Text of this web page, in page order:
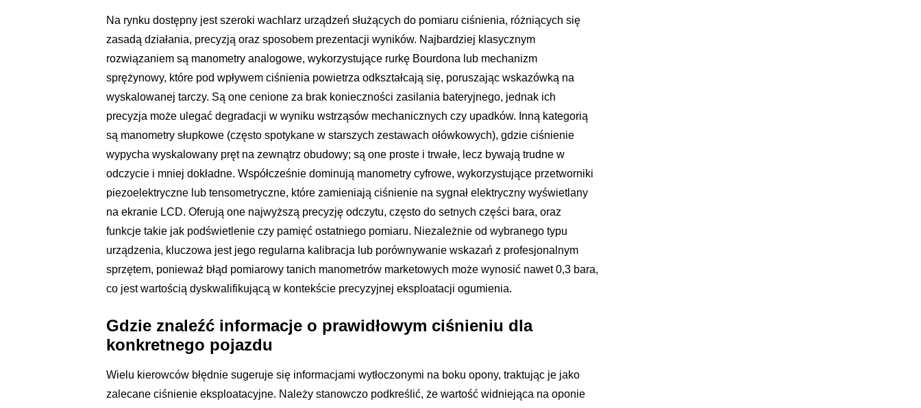
Na rynku dostępny jest szeroki wachlarz urządzeń służących do pomiaru ciśnienia, różniących się
zasadą działania, precyzją oraz sposobem prezentacji wyników. Najbardziej klasycznym
rozwiązaniem są manometry analogowe, wykorzystujące rurkę Bourdona lub mechanizm
sprężynowy, które pod wpływem ciśnienia powietrza odkształcają się, poruszając wskazówką na
wyskalowanej tarczy. Są one cenione za brak konieczności zasilania bateryjnego, jednak ich
precyzja może ulegać degradacji w wyniku wstrząsów mechanicznych czy upadków. Inną kategorią
są manometry słupkowe (często spotykane w starszych zestawach ołówkowych), gdzie ciśnienie
wypycha wyskalowany pręt na zewnątrz obudowy; są one proste i trwałe, lecz bywają trudne w
odczycie i mniej dokładne. Współcześnie dominują manometry cyfrowe, wykorzystujące przetworniki
piezoelektryczne lub tensometryczne, które zamieniają ciśnienie na sygnał elektryczny wyświetlany
na ekranie LCD. Oferują one najwyższą precyzję odczytu, często do setnych części bara, oraz
funkcje takie jak podświetlenie czy pamięć ostatniego pomiaru. Niezależnie od wybranego typu
urządzenia, kluczowa jest jego regularna kalibracja lub porównywanie wskazań z profesjonalnym
sprzętem, ponieważ błąd pomiarowy tanich manometrów marketowych może wynosić nawet 0,3 bara,
co jest wartością dyskwalifikującą w kontekście precyzyjnej eksploatacji ogumienia.
Gdzie znaleźć informacje o prawidłowym ciśnieniu dla
konkretnego pojazdu
Wielu kierowców błędnie sugeruje się informacjami wytłoczonymi na boku opony, traktując je jako
zalecane ciśnienie eksploatacyjne. Należy stanowczo podkreślić, że wartość widniejąca na oponie